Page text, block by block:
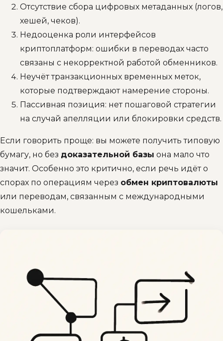
Отсутствие сбора цифровых метаданных (логов,
хешей, чеков).
Недооценка роли интерфейсов
криптоплатформ: ошибки в переводах часто
связаны с некорректной работой обменников.
Неучёт транзакционных временных меток,
которые подтверждают намерение стороны.
Пассивная позиция: нет пошаговой стратегии
на случай апелляции или блокировки средств.
Если говорить проще: вы можете получить типовую
бумагу, но без доказательной базы она мало что
значит. Особенно это критично, если речь идёт о
спорах по операциям через обмен криптовалюты
или переводам, связанным с международными
кошельками.